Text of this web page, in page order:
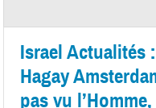
Israel Actualités
Hagay
pas vu